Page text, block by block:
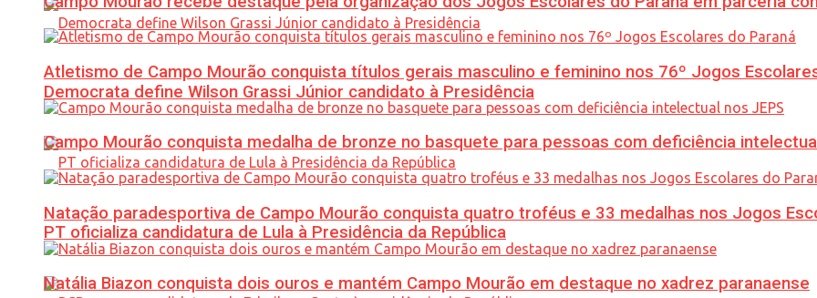
Democrata define Wilson Grassi Júnior candidato à Presidência
PT oficializa candidatura de Lula à Presidência da República
Atletismo de Campo Mourão conquista títulos gerais masculino e feminino nos 76º Jogos
Campo Mourão conquista medalha de bronze no basquete para pessoas com deficiência
Natação paradesportiva de Campo Mourão conquista quatro troféus e 33 medalhas nos Jogos
Natália Biazon conquista dois ouros e mantém Campo Mourão em destaque no xadrez paranaense